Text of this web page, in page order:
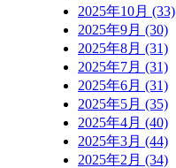
2025年10月 (33)
2025年9月 (30)
2025年8月 (31)
2025年7月 (31)
2025年6月 (31)
2025年5月 (35)
2025年4月 (40)
2025年3月 (44)
2025年2月 (34)